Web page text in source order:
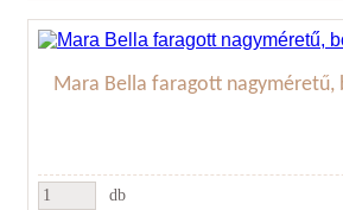
Mara Bella faragott nagyméretű,
db